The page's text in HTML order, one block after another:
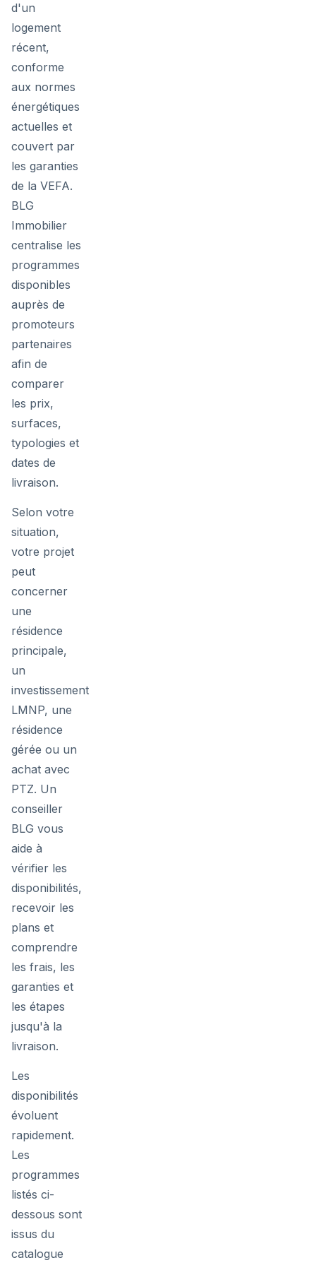
d'un
logement
récent,
conforme
aux normes
énergétiques
actuelles et
couvert par
les garanties
de la VEFA.
BLG
Immobilier
centralise les
programmes
disponibles
auprès de
promoteurs
partenaires
afin de
comparer
les prix,
surfaces,
typologies et
dates de
livraison.
Selon votre
situation,
votre projet
peut
concerner
une
résidence
principale,
un
investissement
LMNP, une
résidence
gérée ou un
achat avec
PTZ. Un
conseiller
BLG vous
aide à
vérifier les
disponibilités,
recevoir les
plans et
comprendre
les frais, les
garanties et
les étapes
jusqu'à la
livraison.
Les
disponibilités
évoluent
rapidement.
Les
programmes
listés ci-
dessous sont
issus du
catalogue